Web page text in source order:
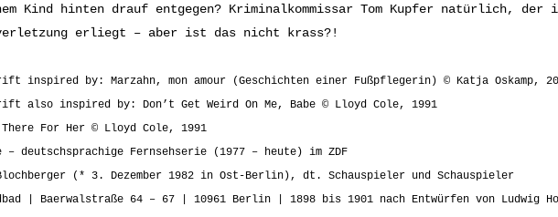
Kind hinten drauf entgegen? Kriminalkommissar Tom Kupfer natürlich, der
erliegt – aber ist das nicht krass?!
inspired by: Marzahn, mon amour (Geschichten einer Fußpflegerin) © Katja Oskamp,
also inspired by: Don’t Get Weird On Me, Babe © Lloyd Cole, 1991
For Her © Lloyd Cole, 1991
– deutschsprachige Fernsehserie (1977 – heute) im ZDF
(* 3. Dezember 1982 in Ost-Berlin), dt. Schauspieler und Schauspieler
| Baerwalstraße 64 – 67 | 10961 Berlin | 1898 bis 1901 nach Entwürfen von Ludwig